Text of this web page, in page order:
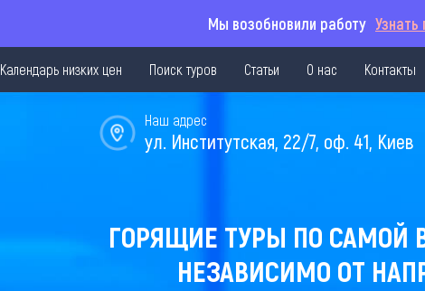
Мы возобновили работу Узнать
Календарь низких цен Поиск туров Статьи О нас Контакты
Наш адрес
ул. Институтская, 22/7, оф. 41, Киев
ГОРЯЩИЕ ТУРЫ ПО САМОЙ
НЕЗАВИСИМО ОТ